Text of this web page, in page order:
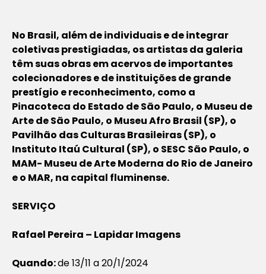
No Brasil, além de individuais e de integrar
coletivas prestigiadas, os artistas da galeria
têm suas obras em acervos de importantes
colecionadores e de instituições de grande
prestígio e reconhecimento, como a
Pinacoteca do Estado de São Paulo, o Museu de
Arte de São Paulo, o Museu Afro Brasil (SP), o
Pavilhão das Culturas Brasileiras (SP), o
Instituto Itaú Cultural (SP), o SESC São Paulo, o
MAM- Museu de Arte Moderna do Rio de Janeiro
e o MAR, na capital fluminense.
SERVIÇO
Rafael Pereira – Lapidar Imagens
Quando:de 13/11 a 20/1/2024